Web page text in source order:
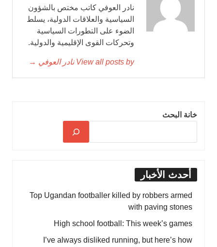
نادر العوفي كاتب مختص بالشؤون
السياسية والعلاقات الدولية، يسلط
الضوء على التطورات السياسية
وتحركات القوى الإقليمية والدولية.
View all posts by نادر العوفي →
خانة البحث
أحدث الأخبار
Top Ugandan footballer killed by robbers armed
with paving stones
High school football: This week’s games
I’ve always disliked running, but here’s how